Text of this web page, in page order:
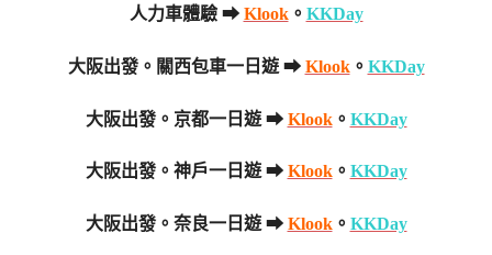
人力車體驗 ➡ Klook。 KKDay
大阪出發。關西包車一日遊 ➡ Klook。 KKDay
大阪出發。京都一日遊 ➡ Klook。 KKDay
大阪出發。神戶一日遊 ➡ Klook。 KKDay
大阪出發。奈良一日遊 ➡ Klook。 KKDay